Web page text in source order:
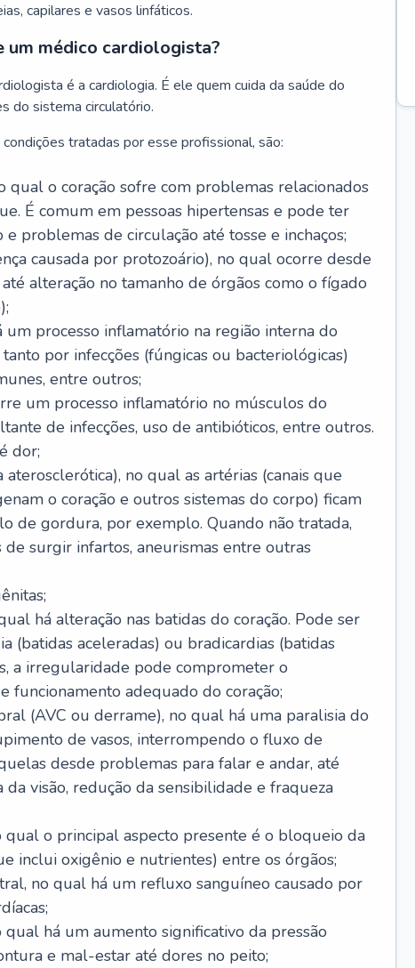
capilares e vasos linfáticos.
um médico cardiologista?
é a cardiologia. É ele quem cuida da saúde do
do sistema circulatório.
tratadas por esse profissional, são:
qual o coração sofre com problemas relacionados
É comum em pessoas hipertensas e pode ter
problemas de circulação até tosse e inchaços;
causada por protozoário), no qual ocorre desde
alteração no tamanho de órgãos como o fígado
um processo inflamatório na região interna do
por infecções (fúngicas ou bacteriológicas)
entre outros;
um processo inflamatório no músculos do
de infecções, uso de antibióticos, entre outros.
dor;
no qual as artérias (canais que
o coração e outros sistemas do corpo) ficam
de gordura, por exemplo. Quando não tratada,
de surgir infartos, aneurismas entre outras
há alteração nas batidas do coração. Pode ser
(batidas aceleradas) ou bradicardias (batidas
a irregularidade pode comprometer o
funcionamento adequado do coração;
(AVC ou derrame), no qual há uma paralisia do
de vasos, interrompendo o fluxo de
desde problemas para falar e andar, até
visão, redução da sensibilidade e fraqueza
qual o principal aspecto presente é o bloqueio da
inclui oxigênio e nutrientes) entre os órgãos;
no qual há um refluxo sanguíneo causado por
há um aumento significativo da pressão
e mal-estar até dores no peito;